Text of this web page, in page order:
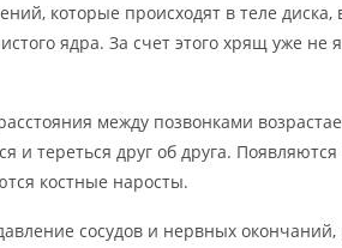
которые происходят в теле диска,
ядра. За счет этого хрящ уже не
между позвонками
и тереться друг об друга.
костные наросты.
сосудов и нервных